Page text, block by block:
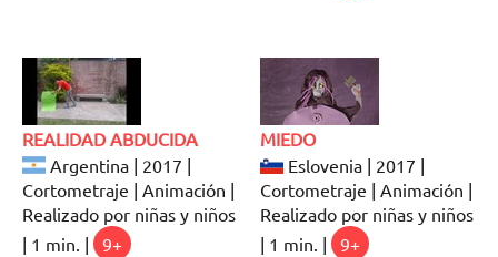
REALIDAD ABDUCIDA
Argentina | 2017 |
Cortometraje | Animación |
Realizado por niñas y niños
| 1 min. |
9+
MIEDO
Eslovenia | 2017 |
Cortometraje | Animación |
Realizado por niñas y niños
| 1 min. |
9+